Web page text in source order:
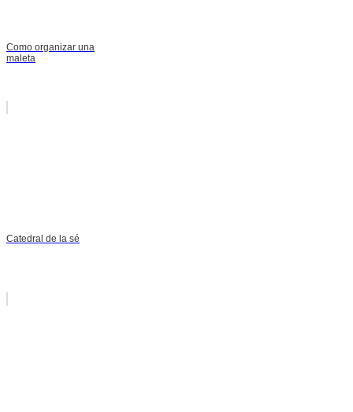
Como organizar una
maleta
Catedral de la sé